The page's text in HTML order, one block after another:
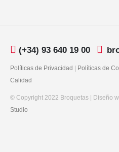
(+34) 93 640 19 00
Políticas de Privacidad Políticas de
Calidad
© Copyright 2022 Broquetas | Diseño
Studio